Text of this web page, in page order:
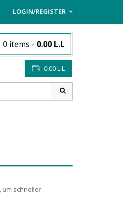
LOGIN/REGISTER
I ALREADY HAVE AN
Username or email address
0 items - 0.00 L.L
0.00L.L
um schneller